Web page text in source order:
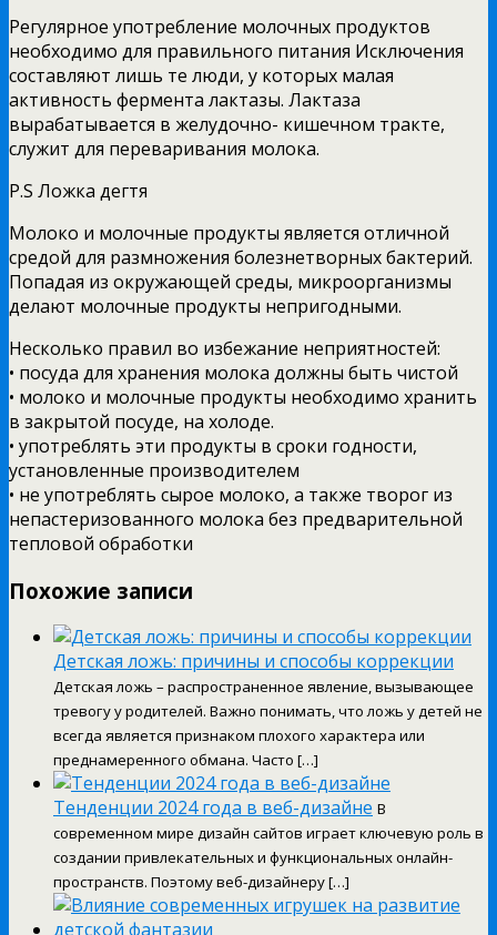
Регулярное употребление молочных продуктов
необходимо для правильного питания Исключения
составляют лишь те люди, у которых малая
активность фермента лактазы. Лактаза
вырабатывается в желудочно- кишечном тракте,
служит для переваривания молока.
P.S Ложка дегтя
Молоко и молочные продукты является отличной
средой для размножения болезнетворных бактерий.
Попадая из окружающей среды, микроорганизмы
делают молочные продукты непригодными.
Несколько правил во избежание неприятностей:
• посуда для хранения молока должны быть чистой
• молоко и молочные продукты необходимо хранить
в закрытой посуде, на холоде.
• употреблять эти продукты в сроки годности,
установленные производителем
• не употреблять сырое молоко, а также творог из
непастеризованного молока без предварительной
тепловой обработки
Похожие записи
Детская ложь: причины и способы коррекции
Детская ложь – распространенное явление, вызывающее
тревогу у родителей. Важно понимать, что ложь у детей не
всегда является признаком плохого характера или
преднамеренного обмана. Часто […]
Тенденции 2024 года в веб-дизайне В
современном мире дизайн сайтов играет ключевую роль в
создании привлекательных и функциональных онлайн-
пространств. Поэтому веб-дизайнеру […]